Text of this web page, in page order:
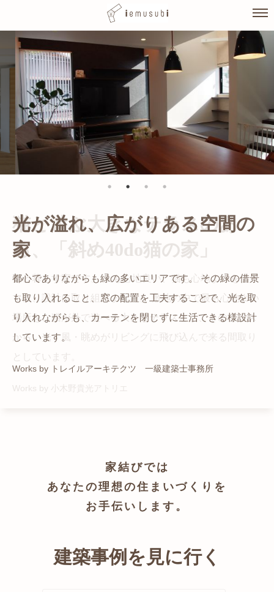
Skip
content
猫と暮らす家です。 人も心地良い、猫も心地よいをテー
マに、設計に取り組みました。 敷地の中で最も心地よい
場所を、猫が外で遊べる大きなテラスとし、そのテラス
から、光・風・眺めがリビングに飛び込んで来る間取り
としています。
Works by 小木野貴光アトリエ
光が溢れ、広がりある空間の
家
都心でありながらも緑の多いエリアです。 その緑の借景
も取り入れること、窓の配置を工夫することで、光を取
り入れながらも、カーテンを閉じずに生活できる様設計
しています。
Works by トレイルアーキテクツ 一級建築士事務所
自然の中の岩山を切り開いて造った、ワイルドなゲスト
ハウスをイメージした空間が広がる都市型住宅です。
かつての機織り工場が、その趣を残しつつ孫世帯の住居
へと蘇りました。
家結びでは
あなたの理想の住まいづくりを
お手伝いします。
建築事例を見に行く